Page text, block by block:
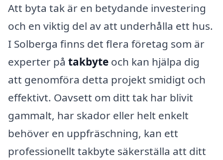
Att byta tak är en betydande investering
och en viktig del av att underhålla ett hus.
I Solberga finns det flera företag som är
experter på takbyte och kan hjälpa dig
att genomföra detta projekt smidigt och
effektivt. Oavsett om ditt tak har blivit
gammalt, har skador eller helt enkelt
behöver en uppfräschning, kan ett
professionellt takbyte säkerställa att ditt